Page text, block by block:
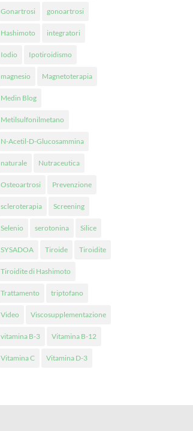
Gonartrosi gonoartrosi
Hashimoto integratori
Iodio Ipotiroidismo
magnesio Magnetoterapia
Medin Blog
Metilsulfonilmetano
N-Acetil-D-Glucosammina
naturale Nutraceutica
Osteoartrosi Prevenzione
scleroterapia Screening
Selenio serotonina Silice
SYSADOA Tiroide Tiroidite
Tiroidite di Hashimoto
Trattamento triptofano
Video Viscosupplementazione
vitamina B-3 Vitamina B-12
Vitamina C Vitamina D-3